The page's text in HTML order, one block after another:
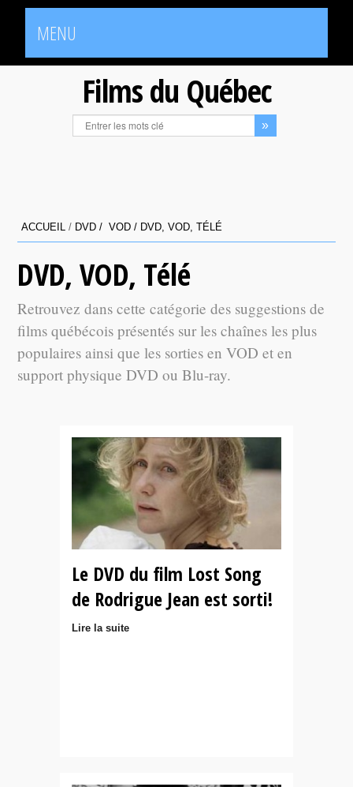
MENU
Films du Québec
ACCUEIL / DVD / VOD / DVD, VOD, TÉLÉ
DVD, VOD, Télé
Retrouvez dans cette catégorie des suggestions de
films québécois présentés sur les chaînes les plus
populaires ainsi que les sorties en VOD et en
support physique DVD ou Blu-ray.
Le DVD du film Lost Song
de Rodrigue Jean est sorti!
Lire la suite